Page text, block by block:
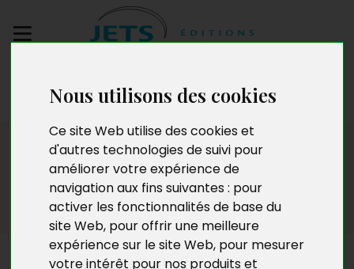
Nous utilisons des cookies
Ce site Web utilise des cookies et
d'autres technologies de suivi pour
améliorer votre expérience de
navigation aux fins suivantes : pour
activer les fonctionnalités de base du
site Web, pour offrir une meilleure
expérience sur le site Web, pour mesurer
votre intérêt pour nos produits et
manuscrit
Presse